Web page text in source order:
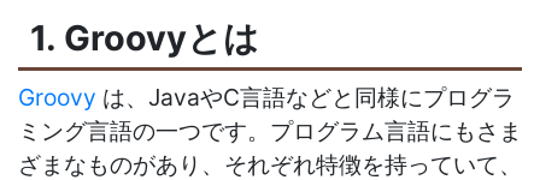
1. Groovyとは
Groovy は、JavaやC言語などと同様にプログラ
ミング言語の一つです。プログラム言語にもさま
ざまなものがあり、それぞれ特徴を持っていて、